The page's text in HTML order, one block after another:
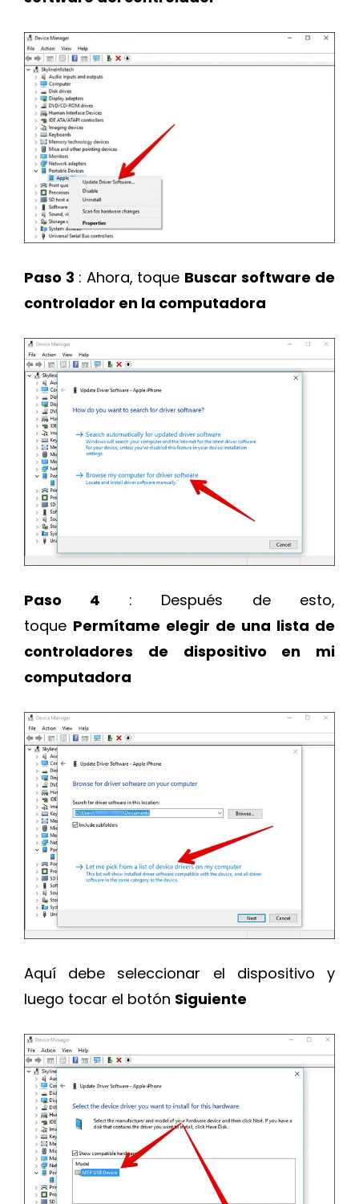
Paso 3 : Ahora, toque Buscar software de
controlador en la computadora
Paso 4 : Después de esto,
toque Permítame elegir de una lista de
controladores de dispositivo en mi
computadora
Aquí debe seleccionar el dispositivo y
luego tocar el botón Siguiente